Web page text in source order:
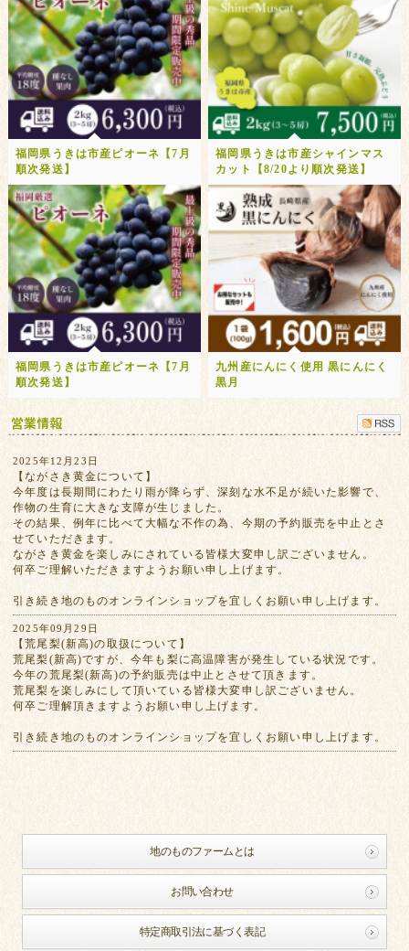
福岡県うきは市産ピオーネ【7月
順次発送】
福岡県うきは市産シャインマス
カット【8/20より順次発送】
福岡県うきは市産ピオーネ【7月
順次発送】
九州産にんにく使用 黒にんにく
黒月
2025年12月23日
【ながさき黄金について】
今年度は長期間にわたり雨が降らず、深刻な水不足が続いた影響で、
作物の生育に大きな支障が生じました。
その結果、例年に比べて大幅な不作の為、今期の予約販売を中止とさ
せていただきます。
ながさき黄金を楽しみにされている皆様大変申し訳ございません。
何卒ご理解いただきますようお願い申し上げます。
引き続き地のものオンラインショップを宜しくお願い申し上げます。
2025年09月29日
【荒尾梨(新高)の取扱について】
荒尾梨(新高)ですが、今年も梨に高温障害が発生している状況です。
今年の荒尾梨(新高)の予約販売は中止とさせて頂きます。
荒尾梨を楽しみにして頂いている皆様大変申し訳ございません。
何卒ご理解頂きますようお願い申し上げます。
引き続き地のものオンラインショップを宜しくお願い申し上げます。
地のものファームとは
お問い合わせ
特定商取引法に基づく表記